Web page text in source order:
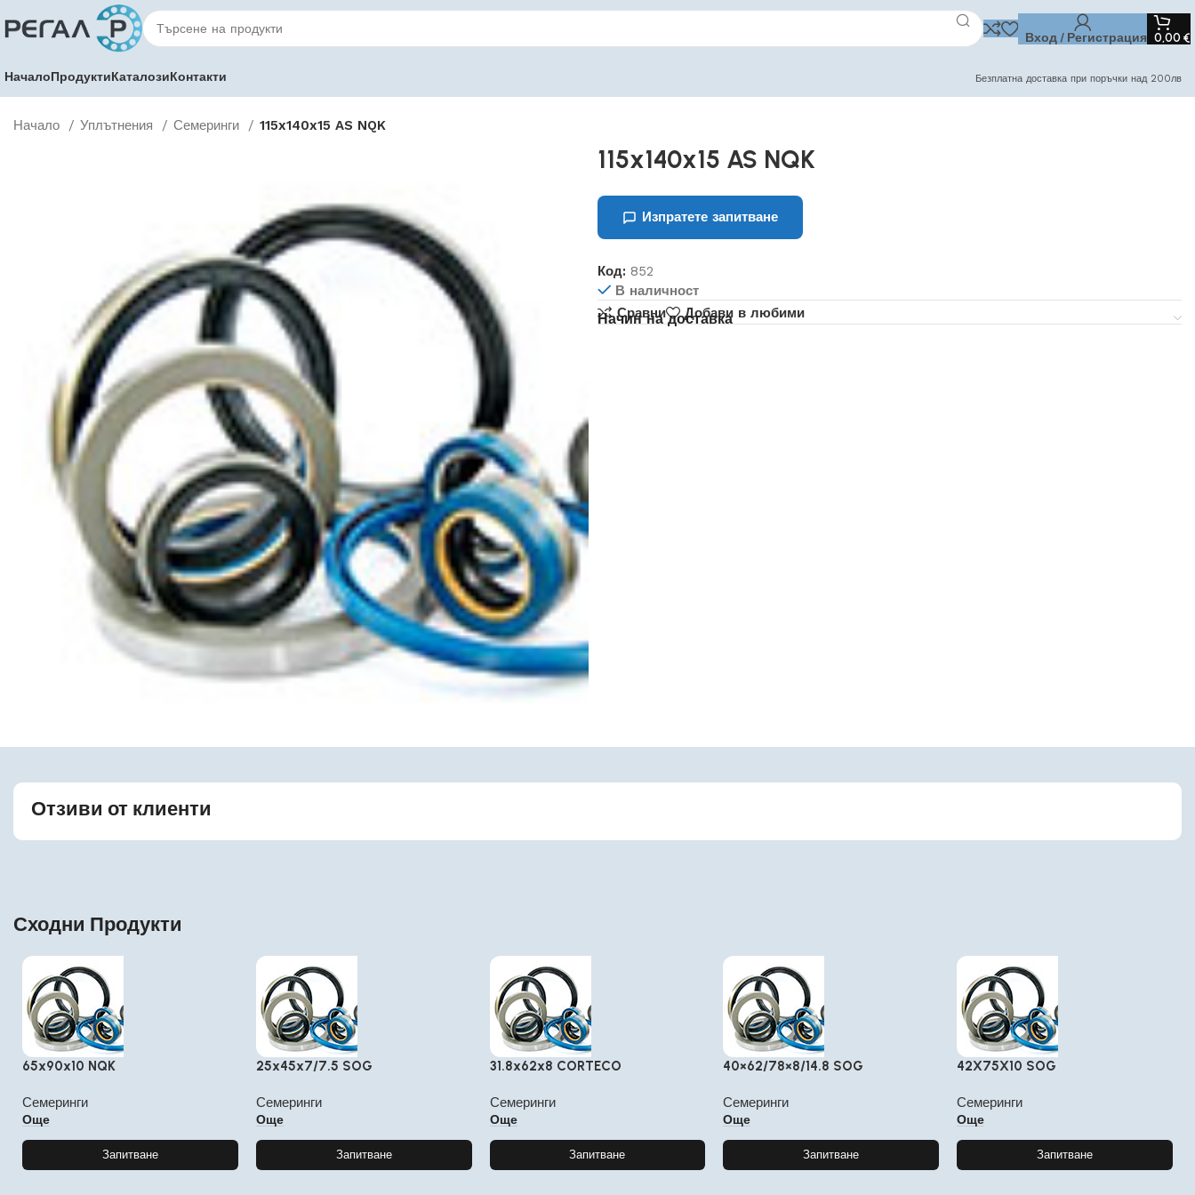
Вход / Регистрация 0,00 €
НачалоПродуктиКаталозиКонтакти Безплатна доставка при поръчки над 200лв
Начало Уплътнения Семеринги 115x140x15 AS NQK
115x140x15 AS NQK
Изпратете запитване
Код: 852
В наличност
Сравни
Добави в любими
Начин на доставка
Отзиви от клиенти
Сходни Продукти
65x90x10 NQK
Семеринги
Още
Запитване
25x45x7/7.5 SOG
Семеринги
Още
Запитване
31.8x62x8 CORTECO
Семеринги
Още
Запитване
40×62/78×8/14.8 SOG
Семеринги
Още
Запитване
42X75X10 SOG
Семеринги
Още
Запитване